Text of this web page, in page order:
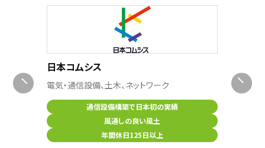
日本コムシス
電気・通信設備、土木、ネットワーク
通信設備構築で日本初の実績
風通しの良い風土
年間休日125日以上